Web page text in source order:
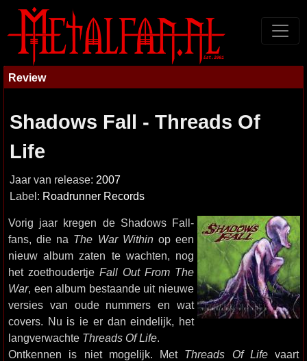
Review
Shadows Fall - Threads Of
Life
Jaar van release: 2007
Label: Roadrunner Records
Vorig jaar kregen de Shadows Fall-
fans, die na The War Withinop een
nieuw album zaten te wachten, nog
het zoethoudertje Fall Out From The
War, een album bestaande uit nieuwe
versies van oude nummers en wat
covers. Nu is ie er dan eindelijk, het
langverwachte Threads Of Life.
Ontkennen is niet mogelijk. Met Threads Of Lifevaart